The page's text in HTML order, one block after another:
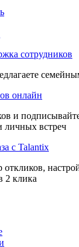
сотрудников
онлайн
и
личных встреч
с Talantix
2 клика